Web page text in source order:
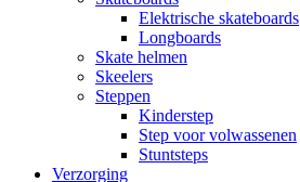
Elektrische skateboards
Longboards
Skate helmen
Skeelers
Steppen
Kinderstep
Step voor volwassenen
Stuntsteps
Verzorging